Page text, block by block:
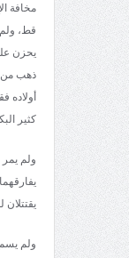
مخافة
قط، ولم
يحزن
ذهب من
أولاده
كثير
ولم يمر
ولم